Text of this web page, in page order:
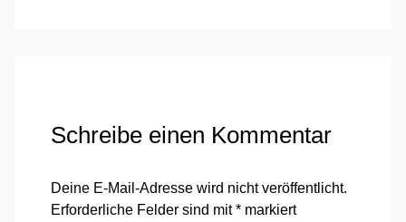
Schreibe einen Kommentar
Deine E-Mail-Adresse wird nicht veröffentlicht.
Erforderliche Felder sind mit* markiert